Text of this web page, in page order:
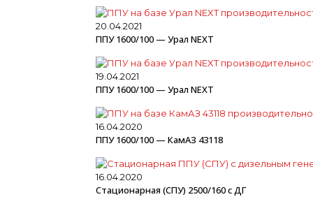
20.04.2021
ППУ 1600/100 — Урал NEXT
19.04.2021
ППУ 1600/100 — Урал NEXT
16.04.2020
ППУ 1600/100 — КамАЗ 43118
16.04.2020
Стационарная (СПУ) 2500/160 с ДГ